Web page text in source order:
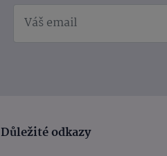
Důležité odkazy